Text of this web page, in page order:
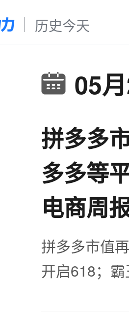
历史今天
05
拼多多
多多等
电商周
拼多多市值
开启618；霸